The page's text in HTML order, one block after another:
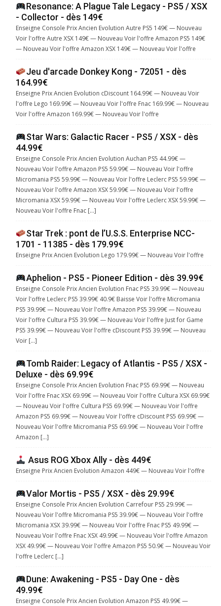
Resonance: A Plague Tale Legacy - PS5 / XSX
- Collector - dès 149€
Enseigne Console Prix Ancien Evolution Autre PS5 149€ — Nouveau
Voir l'offre Autre XSX 149€ — Nouveau Voir l'offre Amazon PS5 149€
— Nouveau Voir l'offre Amazon XSX 149€ — Nouveau Voir l'offre
Jeu d'arcade Donkey Kong - 72051 - dès
164.99€
Enseigne Prix Ancien Evolution cDiscount 164.99€ — Nouveau Voir
l'offre Lego 169.99€ — Nouveau Voir l'offre Fnac 169.99€ — Nouveau
Voir l'offre Amazon 169.99€ — Nouveau Voir l'offre
Star Wars: Galactic Racer - PS5 / XSX - dès
44.99€
Enseigne Console Prix Ancien Evolution Auchan PS5 44.99€ —
Nouveau Voir l'offre Amazon PS5 59.99€ — Nouveau Voir l'offre
Micromania PS5 59.99€ — Nouveau Voir l'offre Leclerc PS5 59.99€ —
Nouveau Voir l'offre Amazon XSX 59.99€ — Nouveau Voir l'offre
Micromania XSX 59.99€ — Nouveau Voir l'offre Leclerc XSX 59.99€ —
Nouveau Voir l'offre Fnac […]
Star Trek : pont de l’U.S.S. Enterprise NCC-
1701 - 11385 - dès 179.99€
Enseigne Prix Ancien Evolution Lego 179.99€ — Nouveau Voir l'offre
Aphelion - PS5 - Pioneer Edition - dès 39.99€
Enseigne Console Prix Ancien Evolution Fnac PS5 39.99€ — Nouveau
Voir l'offre Leclerc PS5 39.99€ 40.9€ Baisse Voir l'offre Micromania
PS5 39.99€ — Nouveau Voir l'offre Amazon PS5 39.99€ — Nouveau
Voir l'offre Cultura PS5 39.99€ — Nouveau Voir l'offre Just for Game
PS5 39.99€ — Nouveau Voir l'offre cDiscount PS5 39.99€ — Nouveau
Voir […]
Tomb Raider: Legacy of Atlantis - PS5 / XSX -
Deluxe - dès 69.99€
Enseigne Console Prix Ancien Evolution Fnac PS5 69.99€ — Nouveau
Voir l'offre Fnac XSX 69.99€ — Nouveau Voir l'offre Cultura XSX 69.99€
— Nouveau Voir l'offre Cultura PS5 69.99€ — Nouveau Voir l'offre
Amazon PS5 69.99€ — Nouveau Voir l'offre cDiscount PS5 69.99€ —
Nouveau Voir l'offre Micromania PS5 69.99€ — Nouveau Voir l'offre
Amazon […]
Asus ROG Xbox Ally - dès 449€
Enseigne Prix Ancien Evolution Amazon 449€ — Nouveau Voir l'offre
Valor Mortis - PS5 / XSX - dès 29.99€
Enseigne Console Prix Ancien Evolution Carrefour PS5 29.99€ —
Nouveau Voir l'offre Micromania PS5 39.99€ — Nouveau Voir l'offre
Micromania XSX 39.99€ — Nouveau Voir l'offre Fnac PS5 49.99€ —
Nouveau Voir l'offre Fnac XSX 49.99€ — Nouveau Voir l'offre Amazon
XSX 49.99€ — Nouveau Voir l'offre Amazon PS5 50.9€ — Nouveau Voir
l'offre Leclerc […]
Dune: Awakening - PS5 - Day One - dès
49.99€
Enseigne Console Prix Ancien Evolution Amazon PS5 49.99€ —